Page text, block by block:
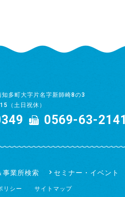
多町大字片名字新師崎8の3
（土日祝休）
0569-63-2141
事業所検索 セミナー・イベント
リシー サイトマップ